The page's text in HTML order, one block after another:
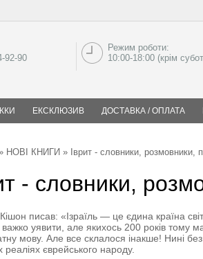
92-90
Режим роботи:
10:00-18:00 (крім
ЕКСКЛЮЗИВ ДОСТАВКА / ОПЛАТА
НОВІ КНИГИ » Іврит - словники, розмовники,
- словники,
писав: «Ізраїль — це єдина країна
важко уявити, але якихось 200 років тому
мову. Але все склалося інакше! Нині без
реаліях єврейського народу.